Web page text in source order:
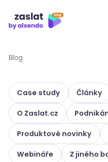
obsah
Blog
Case study Články
O Zaslat.cz
Produktové novinky
Webináře Z jiného